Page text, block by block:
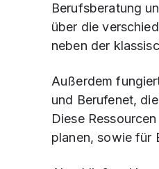
Berufsberatung
über die
neben der
Außerdem
und Berufenet,
Diese
planen, sowie für